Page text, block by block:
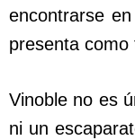
encontrarse
presenta como
Vinoble no es
ni un